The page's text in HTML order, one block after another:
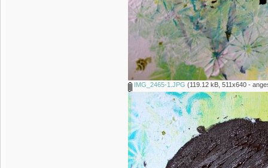
IMG_2465-1.JPG (119.12 kB, 511x640 -